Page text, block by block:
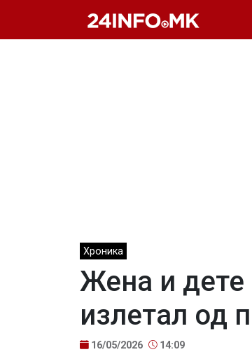
Хроника
Жена и дете
излетал од
16/05/2026 14:09